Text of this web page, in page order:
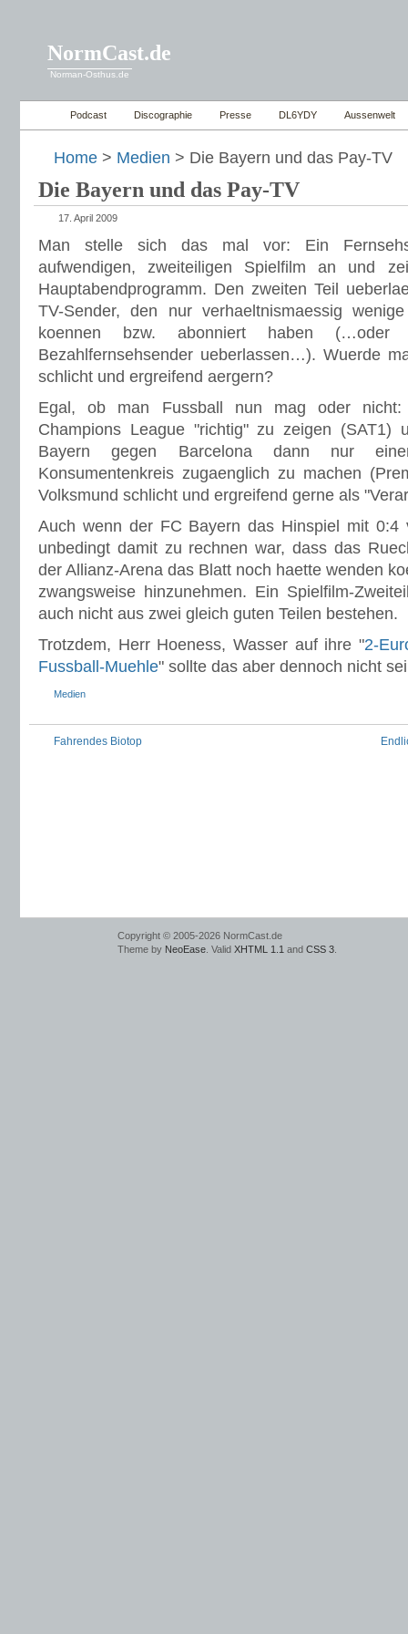
NormCast.de
Norman-Osthus.de
Podcast Discographie Presse DL6YDY Aussenwelt
Home > Medien > Die Bayern und das Pay-TV
Die Bayern und das Pay-TV
17. April 2009
Man stelle sich das mal vor: Ein
aufwendigen, zweiteiligen Spielfilm an und
Hauptabendprogramm. Den zweiten Teil
TV-Sender, den nur verhaeltnismaessig
koennen bzw. abonniert haben
Bezahlfernsehsender ueberlassen…). Wuerde
schlicht und ergreifend aergern?
Egal, ob man Fussball nun mag oder
Champions League "richtig" zu zeigen (SAT1)
Bayern gegen Barcelona dann nur
Konsumentenkreis zugaenglich zu machen
Volksmund schlicht und ergreifend gerne als
Auch wenn der FC Bayern das Hinspiel mit 0:4
unbedingt damit zu rechnen war, dass das
der Allianz-Arena das Blatt noch haette wenden
zwangsweise hinzunehmen. Ein Spielfilm-
auch nicht aus zwei gleich guten Teilen bestehen.
Trotzdem, Herr Hoeness, Wasser auf ihre "2-
Fussball-Muehle" sollte das aber dennoch nicht
Medien
Fahrendes Biotop
Copyright © 2005-2026 NormCast.de
Theme by NeoEase . Valid XHTML 1.1 and CSS 3